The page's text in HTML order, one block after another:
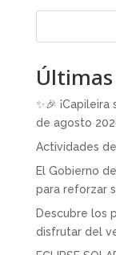
✨🎉
de agosto
Actividades
El Gobierno
para reforzar
Descubre los
disfrutar del